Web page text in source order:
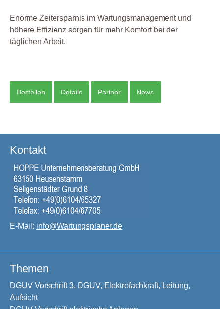
Enorme Zeitersparnis im Wartungsmanagement und
höhere Effizienz sorgen für mehr Komfort bei der
täglichen Arbeit.
Bestellen Details Partner News
Kontakt
E-Mail: info@Wartungsplaner.de
Themen
DGUV Vorschrift 3, DGUV, Elektrofachkraft, Leitung,
Aufsicht